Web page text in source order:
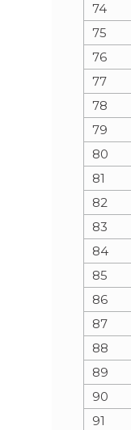
74
75
76
77
78
79
80
81
82
83
84
85
86
87
88
89
90
91